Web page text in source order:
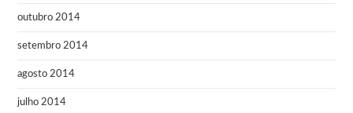
outubro 2014
setembro 2014
agosto 2014
julho 2014